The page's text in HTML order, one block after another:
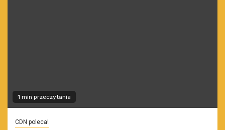
1 min przeczytania
CDN poleca!